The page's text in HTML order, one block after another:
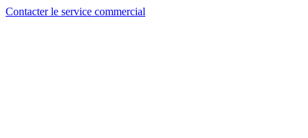
Contacter le service commercial